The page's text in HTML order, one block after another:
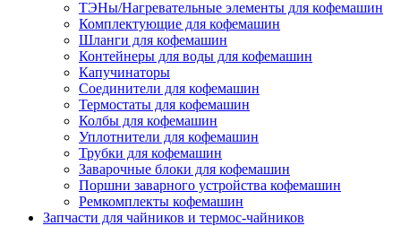
ТЭНы/Нагревательные элементы для кофемашин
Комплектующие для кофемашин
Шланги для кофемашин
Контейнеры для воды для кофемашин
Капучинаторы
Соединители для кофемашин
Термостаты для кофемашин
Колбы для кофемашин
Уплотнители для кофемашин
Трубки для кофемашин
Заварочные блоки для кофемашин
Поршни заварного устройства кофемашин
Ремкомплекты кофемашин
Запчасти для чайников и термос-чайников